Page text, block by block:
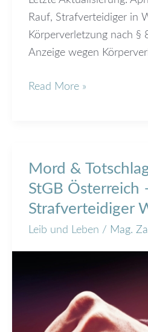
Rauf, Strafverteidiger in
Körperverletzung nach §
Anzeige wegen
Read More »
Mord &
StGB Österreich
Strafverteidiger
Leib und Leben / Mag.
Mord
&
Totschlag
76
Strafverteidiger